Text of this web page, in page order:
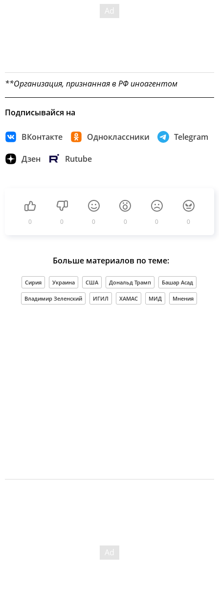
**Организация, признанная в РФ иноагентом
Подписывайся на
ВКонтакте Одноклассники Telegram
Дзен Rutube
0 0 0 0 0 0
Больше материалов по теме:
Сирия Украина США Дональд Трамп Башар Асад
Владимир Зеленский ИГИЛ ХАМАС МИД Мнения